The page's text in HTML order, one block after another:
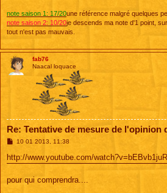
note saison 1: 17/20une référence malgré quelques
note saison 2: 10/20je descends ma note d'1 point,
tout n'est pas mauvais.
fab76
Naacal loquace
Re: Tentative de mesure de l'opinion
M
s
s
g
e
10 01 2013, 11:38
http://www.youtube.com/
pour qui comprendra....